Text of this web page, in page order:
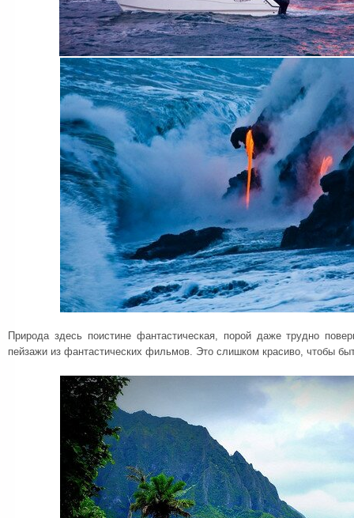
Природа здесь поистине фантастическая, порой даже трудно
пейзажи из фантастических фильмов. Это слишком красиво, чтобы